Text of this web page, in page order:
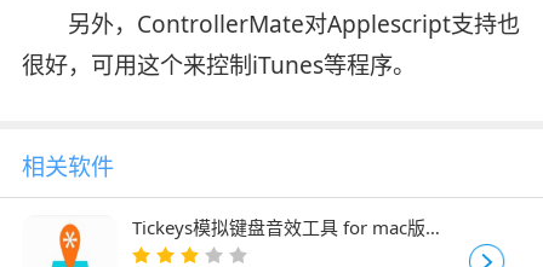
另外，ControllerMate对Applescript支持也
很好，可用这个来控制iTunes等程序。
相关软件
Tickeys模拟键盘音效工具 for mac版
1.1.0 官方苹果电脑版